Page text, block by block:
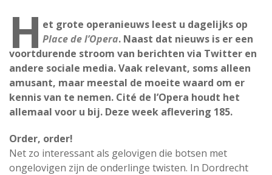
H et grote operanieuws leest u dagelijks op
Place de l’Opera. Naast dat nieuws is er een
voortdurende stroom van berichten via Twitter en
andere sociale media. Vaak relevant, soms alleen
amusant, maar meestal de moeite waard om er
kennis van te nemen. Cité de l’Opera houdt het
allemaal voor u bij. Deze week aflevering 185.
Order, order!
Net zo interessant als gelovigen die botsen met
ongelovigen zijn de onderlinge twisten. In Dordrecht